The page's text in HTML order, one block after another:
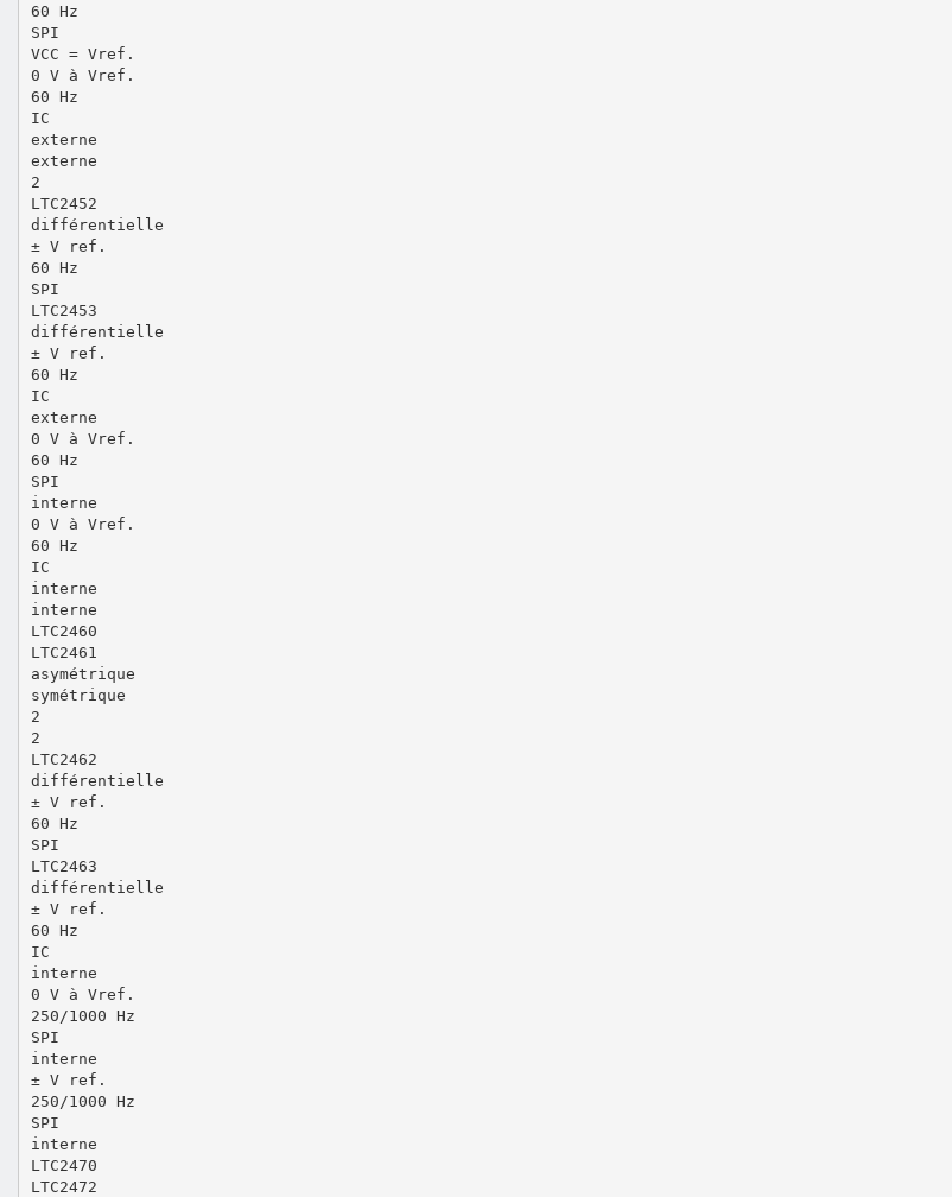
60 Hz
SPI
VCC = Vref.
0 V à Vref.
60 Hz
IC
externe
externe
2
LTC2452
différentielle
± V ref.
60 Hz
SPI
LTC2453
différentielle
± V ref.
60 Hz
IC
externe
0 V à Vref.
60 Hz
SPI
interne
0 V à Vref.
60 Hz
IC
interne
interne
LTC2460
LTC2461
asymétrique
symétrique
2
2
LTC2462
différentielle
± V ref.
60 Hz
SPI
LTC2463
différentielle
± V ref.
60 Hz
IC
interne
0 V à Vref.
250/1000 Hz
SPI
interne
± V ref.
250/1000 Hz
SPI
interne
LTC2470
LTC2472